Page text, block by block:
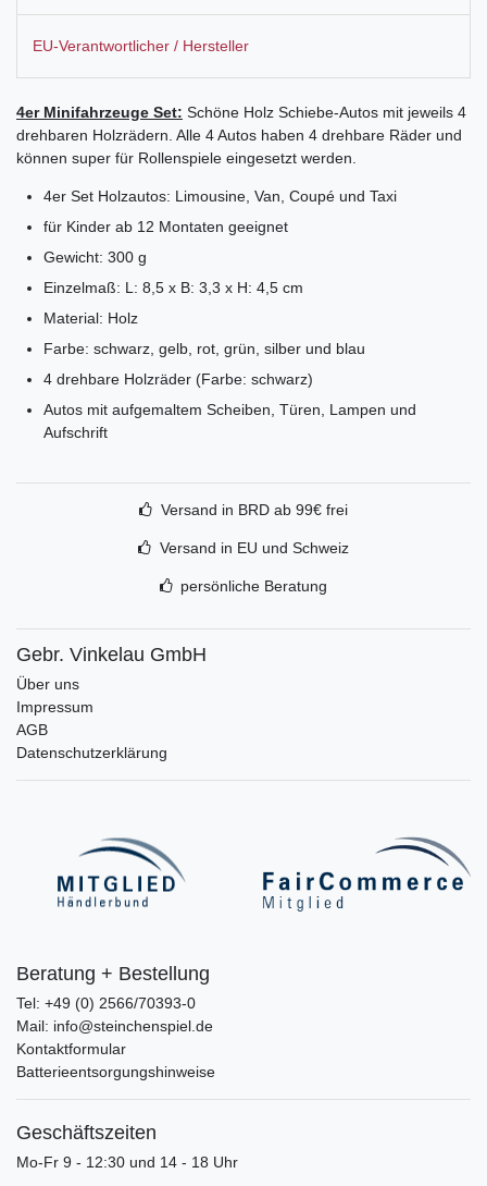
EU-Verantwortlicher / Hersteller
4er Minifahrzeuge Set: Schöne Holz Schiebe-Autos mit jeweils 4
drehbaren Holzrädern. Alle 4 Autos haben 4 drehbare Räder und
können super für Rollenspiele eingesetzt werden.
4er Set Holzautos: Limousine, Van, Coupé und Taxi
für Kinder ab 12 Montaten geeignet
Gewicht: 300 g
Einzelmaß: L: 8,5 x B: 3,3 x H: 4,5 cm
Material: Holz
Farbe: schwarz, gelb, rot, grün, silber und blau
4 drehbare Holzräder (Farbe: schwarz)
Autos mit aufgemaltem Scheiben, Türen, Lampen und
Aufschrift
Versand in BRD ab 99€ frei
Versand in EU und Schweiz
persönliche Beratung
Gebr. Vinkelau GmbH
Über uns
Impressum
AGB
Datenschutzerklärung
Beratung + Bestellung
Tel: +49 (0) 2566/70393-0
Mail: info@steinchenspiel.de
Kontaktformular
Batterieentsorgungshinweise
Geschäftszeiten
Mo-Fr 9 - 12:30 und 14 - 18 Uhr